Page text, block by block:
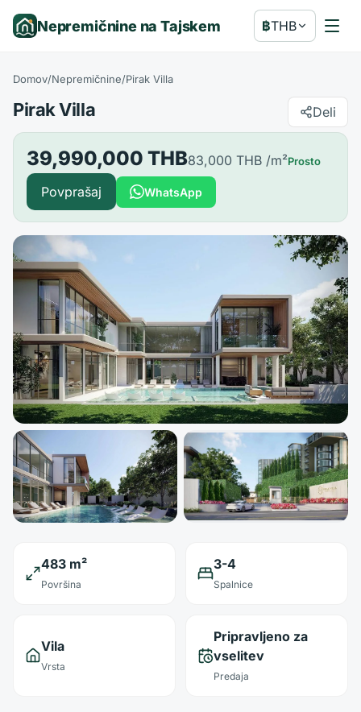
Nepremičnine na Tajskem ฿THB
Domov/Nepremičnine/Pirak Villa
Pirak Villa Deli
39,990,000 THB83,000 THB /m²Prosto
Povprašaj WhatsApp
483 m²
Površina
3-4
Spalnice
Vila
Vrsta
Pripravljeno za
vselitev
Predaja